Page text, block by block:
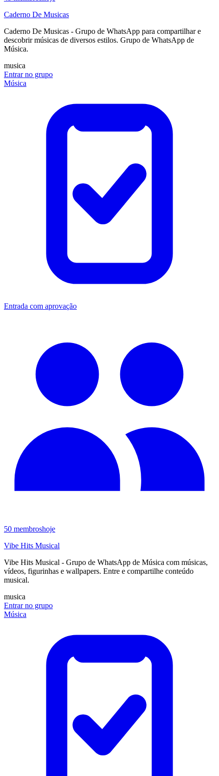
Caderno De Musicas
Caderno De Musicas - Grupo de WhatsApp para compartilhar e
descobrir músicas de diversos estilos. Grupo de WhatsApp de
Música.
musica
Entrar no grupo
Música
Entrada com aprovação
50 membroshoje
Vibe Hits Musical
Vibe Hits Musical - Grupo de WhatsApp de Música com músicas,
vídeos, figurinhas e wallpapers. Entre e compartilhe conteúdo
musical.
musica
Entrar no grupo
Música